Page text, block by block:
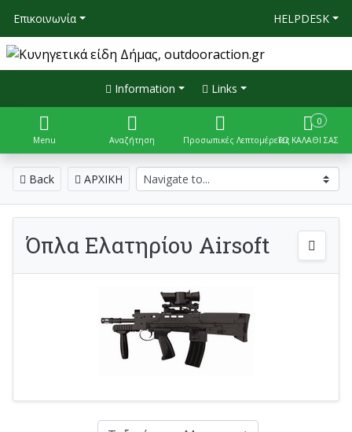
Επικοινωνία HELPDESK
Information Links
Menu Αναζήτηση Προσωπικές Λεπτομέρειες
0
ΤΟ ΚΑΛΑΘΙ ΣΑΣ
Back ΑΡΧΙΚΗ
Όπλα Ελατηρίου Airsoft